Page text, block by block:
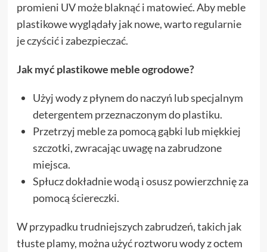
promieni UV może blaknąć i matowieć. Aby meble
plastikowe wyglądały jak nowe, warto regularnie
je czyścić i zabezpieczać.
Jak myć plastikowe meble ogrodowe?
Użyj wody z płynem do naczyń lub specjalnym
detergentem przeznaczonym do plastiku.
Przetrzyj meble za pomocą gąbki lub miękkiej
szczotki, zwracając uwagę na zabrudzone
miejsca.
Spłucz dokładnie wodą i osusz powierzchnię za
pomocą ściereczki.
W przypadku trudniejszych zabrudzeń, takich jak
tłuste plamy, można użyć roztworu wody z octem